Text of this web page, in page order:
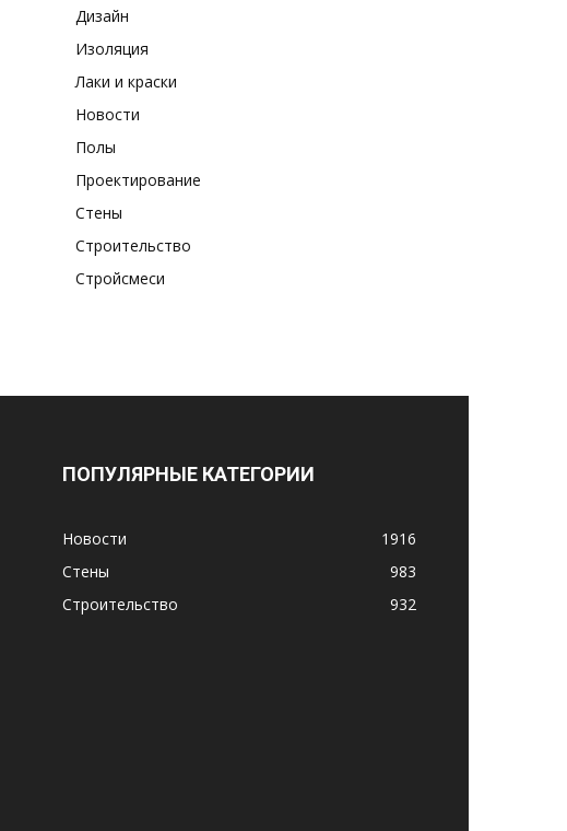
Дизайн
Изоляция
Лаки и краски
Новости
Полы
Проектирование
Стены
Строительство
Стройсмеси
ПОПУЛЯРНЫЕ КАТЕГОРИИ
Новости
1916
Стены
983
Строительство
932